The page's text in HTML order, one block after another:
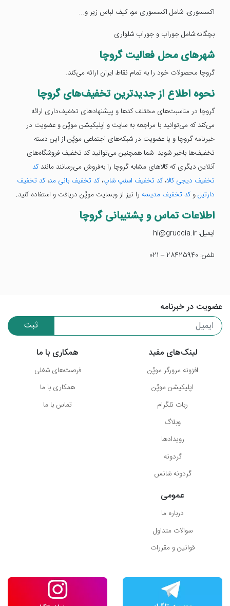
اکسسوری: شامل اکسسوری مو، کیف لباس زیر و...
بچگانه:‌شامل جوراب و جوراب شلواری
شهرهای محل فعالیت گروچا
گروچا محصولات خود را به تمام نقاط ایران ارائه می‌کند.
نحوه اطلاع از جدیدترین تخفیف‌های گروچا
گروچا در مناسبت‌های مختلف کدها و پیشنهادهای تخفیف‌داری ارائه
می‌کند که می‌توانید با مراجعه به سایت و اپلیکیشن موپُن و عضویت در
خبرنامه گروچا و یا عضویت در شبکه‌های اجتماعی موپُن از این دسته
تخفیف‌ها باخبر شوید. شما همچنین می‌توانید کد تخفیف فروشگاه‌های
آنلاین دیگری که کالاهای مشابه گروچا را به‌فروش می‌رسانند مانندکد
تخفیف دیجی کالا،کد تخفیف اسنپ شاپ،کد تخفیف بانی مد،کد تخفیف
دارتیلوکد تخفیف مدیسه را نیز از وبسایت موپُن دریافت و استفاده کنید.
اطلاعات تماس و پشتیبانی گروچا
ایمیل: hi@gruccia.ir
تلفن: 28425940 – 021
عضویت در خبرنامه
ثبت
لینک‌های مفید
افزونه مرورگر موپُن
اپلیکیشن موپُن
ربات تلگرام
وبلاگ
رویدادها
گردونه
گردونه شانس
همکاری با ما
فرصت‌های شغلی
همکاری با ما
تماس با ما
عمومی
درباره ما
سوالات متداول
قوانین و مقررات